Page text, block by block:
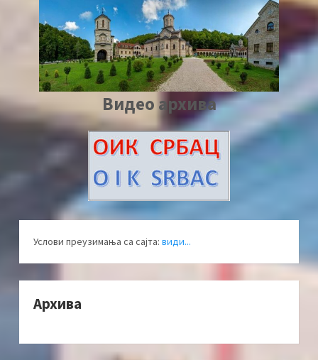
Видео архива
Услови преузимања са сајта: види...
Архива